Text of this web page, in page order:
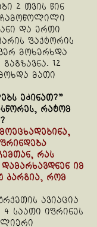
2 თვის წინ
ჩამოწოლილი
და ერთი
ფაქტორის
მოხერხდა
12
მათი
ეძინათ?”
რატომ
რას
იმ
კარგია, რომ
ავიაცია
საათი იფრინეს